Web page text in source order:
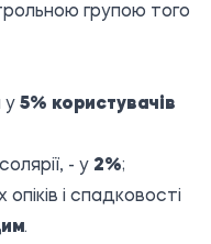
групою того
у 5% користувачів
- у 2%;
і спадковості
.